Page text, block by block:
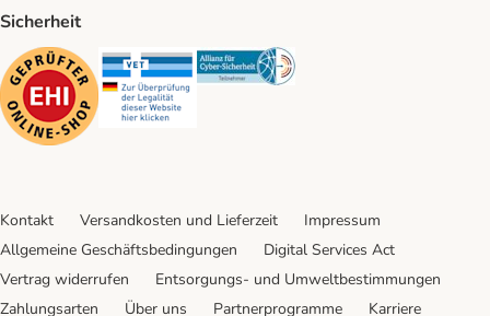
Sicherheit
Security Security Security
Kontakt Versandkosten und Lieferzeit
Impressum
Allgemeine Geschäftsbedingungen
Digital Services Act
Vertrag widerrufen
Entsorgungs- und Umweltbestimmungen
Zahlungsarten
Über uns Partnerprogramme Karriere